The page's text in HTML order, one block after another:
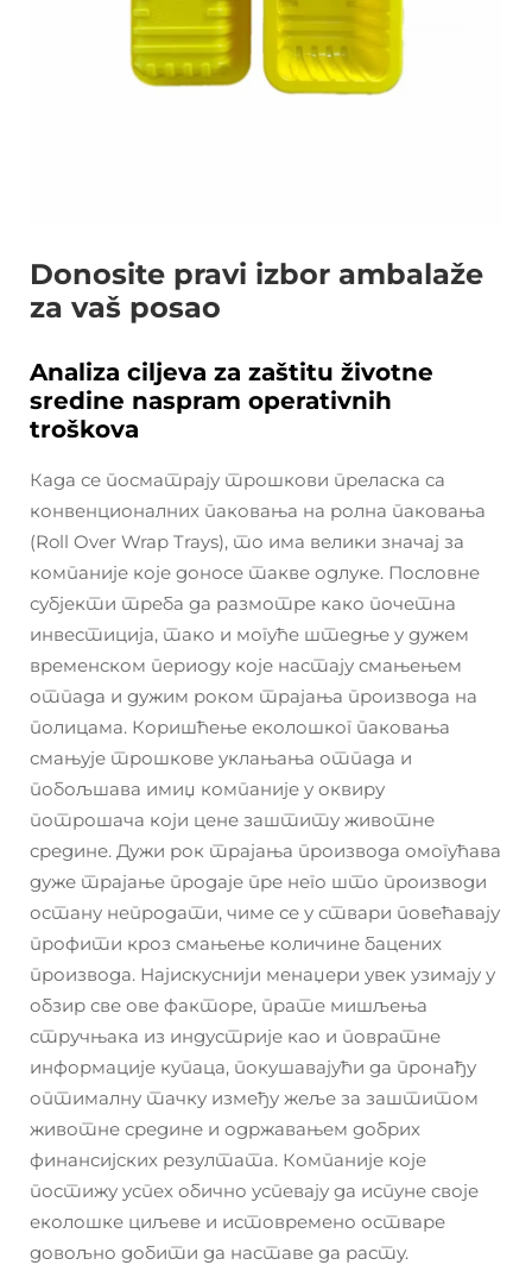
Donosite pravi izbor ambalaže
za vaš posao
Analiza ciljeva za zaštitu životne
sredine naspram operativnih
troškova
Када се посматрају трошкови преласка са
конвенционалних паковања на ролна паковања
(Roll Over Wrap Trays), то има велики значај за
компаније које доносе такве одлуке. Пословне
субјекти треба да размотре како почетна
инвестиција, тако и могуће штедње у дужем
временском периоду које настају смањењем
отпада и дужим роком трајања производа на
полицама. Коришћење еколошког паковања
смањује трошкове уклањања отпада и
побољшава имиџ компаније у оквиру
потрошача који цене заштиту животне
средине. Дужи рок трајања производа омогућава
дуже трајање продаје пре него што производи
остану непродати, чиме се у ствари повећавају
профити кроз смањење количине бацених
производа. Најискуснији менаџери увек узимају у
обзир све ове факторе, прате мишљења
стручњака из индустрије као и повратне
информације купаца, покушавајући да пронађу
оптималну тачку између жеље за заштитом
животне средине и одржавањем добрих
финансијских резултата. Компаније које
постижу успех обично успевају да испуне своје
еколошке циљеве и истовремено остваре
довољно добити да наставе да расту.